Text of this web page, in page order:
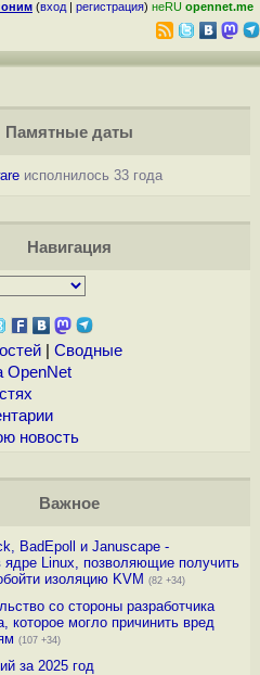
(вход | регистрация) неRU opennet.me
Памятные даты
исполнилось 33 года
Навигация
| Сводные
OpenNet
новость
Важное
BadEpoll и Januscape -
ядре Linux, позволяющие получить
изоляцию KVM
(82 +34)
со стороны разработчика
которое могло причинить вред
(107 +34)
за 2025 год